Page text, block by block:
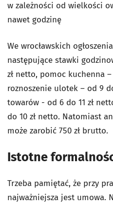
w zależności od wielkości
nawet godzinę
We wrocławskich
następujące stawki
zł netto, pomoc kuchenna
roznoszenie ulotek – od 9
towarów - od 6 do 11 zł
do 10 zł netto. Natomiast
może zarobić 750 zł brutto.
Istotne
Trzeba pamiętać, że przy
najważniejsza jest umowa.